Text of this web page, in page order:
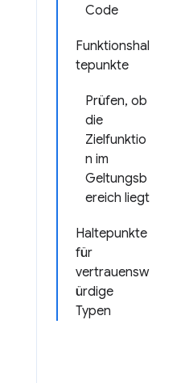
Code
Funktionshal
tepunkte
Prüfen, ob
die
Zielfunktio
n im
Geltungsb
ereich liegt
Haltepunkte
für
vertrauensw
ürdige
Typen